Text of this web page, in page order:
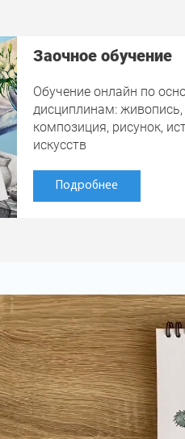
Заочное обучение
Обучение онлайн по
дисциплинам: живопись,
композиция, рисунок,
искусств
Подробнее